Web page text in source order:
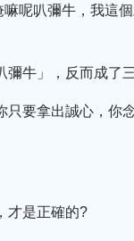
呢叭彌牛，我這
牛」，反而成了
要拿出誠心，你
才是正確的?